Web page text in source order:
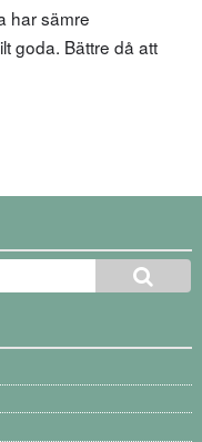
har sämre
goda. Bättre då att